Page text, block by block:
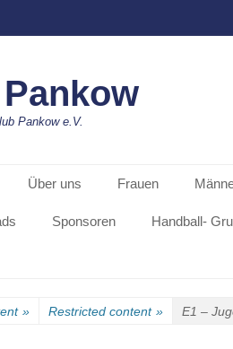
Pankow e.V.
Über uns Frauen
Sponsoren Handball-
» Restricted content » E1 –